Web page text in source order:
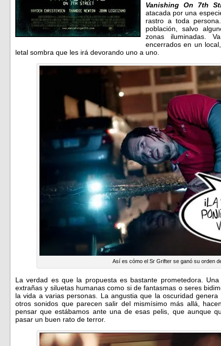
Vanishing On 7th
atacada por una
rastro a toda
población, salvo
zonas iluminadas.
encerrados en un
letal sombra que les irá devorando uno a uno.
Así es cómo el Sr Grifter se ganó su orden
La verdad es que la propuesta es bastante prometedora.
extrañas y siluetas humanas como si de fantasmas o seres
la vida a varias personas. La angustia que la oscuridad
otros sonidos que parecen salir del mismísimo más allá,
pensar que estábamos ante una de esas pelis, que aunque
pasar un buen rato de terror.